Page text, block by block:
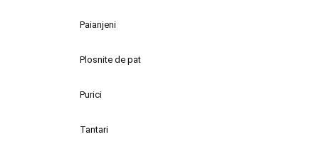
Paianjeni
Plosnite de pat
Purici
Tantari